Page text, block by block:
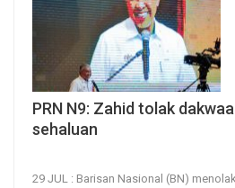
PRN N9: Zahid tolak
sehaluan
29 JUL : Barisan Nasional (BN)